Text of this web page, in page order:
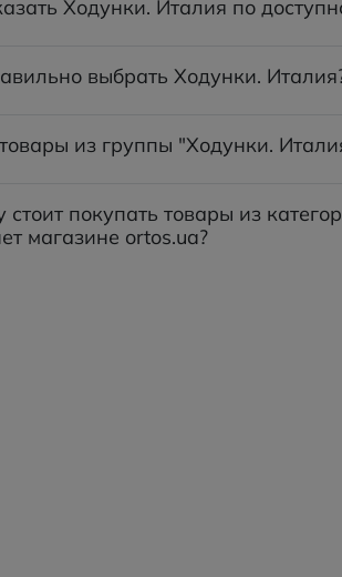
Ходунки. Италия по
выбрать Ходунки.
из группы "Ходунки.
стоит покупать товары из
магазине ortos.ua?